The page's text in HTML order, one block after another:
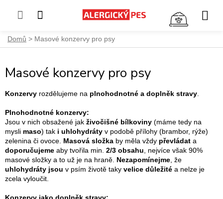
PřejítDomů Masové konzervy pro psy
Masové konzervy pro psy
Konzervy rozdělujeme na plnohodnotné a doplněk stravy
Plnohodnotné konzervy:
Jsou v nich obsažené jak živočišné bílkoviny (máme tedy na
mysli maso) tak i uhlohydráty v podobě přílohy (brambor, rýže)
zelenina či ovoce. Masová složka by měla vždy převládat a
doporučujeme aby tvořila min. 2/3 obsahu , nejvíce však 90%
masové složky a to už je na hraně. Nezapomínejme , že
uhlohydráty jsou v psím životě taky velice důležité a nelze je
zcela vyloučit.